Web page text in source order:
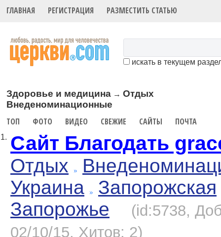
ГЛАВНАЯ РЕГИСТРАЦИЯ РАЗМЕСТИТЬ СТАТЬЮ
искать в текущем
Здоровье и медицина →Отдых
Внеденоминационные
ТОП ФОТО ВИДЕО СВЕЖИЕ САЙТЫ ПОЧТА
1. Сайт Благодать
Отдых
Украина
Запорожская
Запорожье
(id:5738,
02/10/15, Хитов: 2)